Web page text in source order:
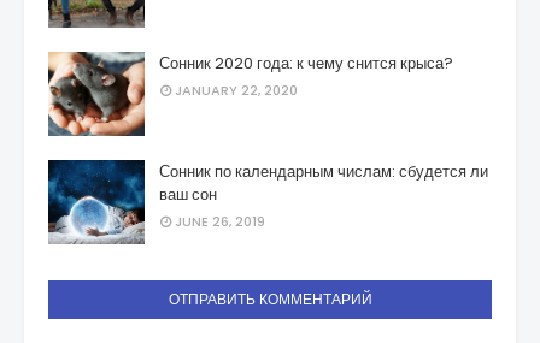
Сонник 2020 года: к чему снится крыса?
JANUARY 22, 2020
Сонник по календарным числам: сбудется ли
ваш сон
JUNE 26, 2019
ОТПРАВИТЬ КОММЕНТАРИЙ